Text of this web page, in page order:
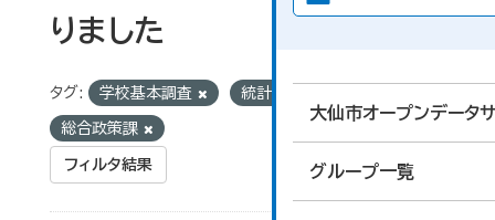
大仙市オープンデータ
グループ一覧
りました
タグ: 学校基本調査 統計
総合政策課
フィルタ結果